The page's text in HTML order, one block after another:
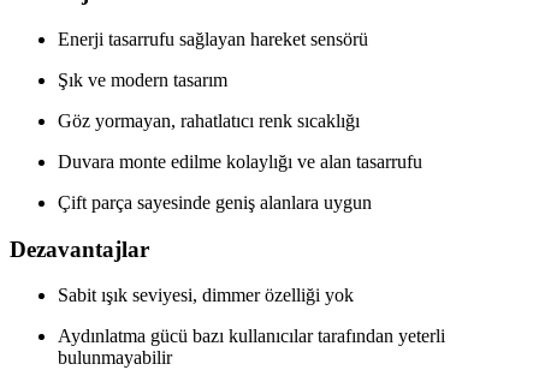
Enerji tasarrufu sağlayan hareket sensörü
Şık ve modern tasarım
Göz yormayan, rahatlatıcı renk sıcaklığı
Duvara monte edilme kolaylığı ve alan tasarrufu
Çift parça sayesinde geniş alanlara uygun
Dezavantajlar
Sabit ışık seviyesi, dimmer özelliği yok
Aydınlatma gücü bazı kullanıcılar tarafından yeterli
bulunmayabilir